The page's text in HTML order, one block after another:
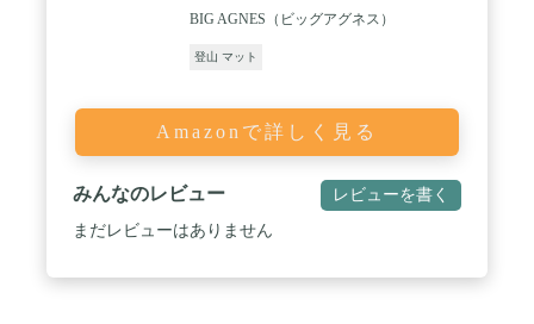
BIG AGNES（ビッグアグネス）
登山 マット
Amazonで詳しく見る
みんなのレビュー レビューを書く
まだレビューはありません